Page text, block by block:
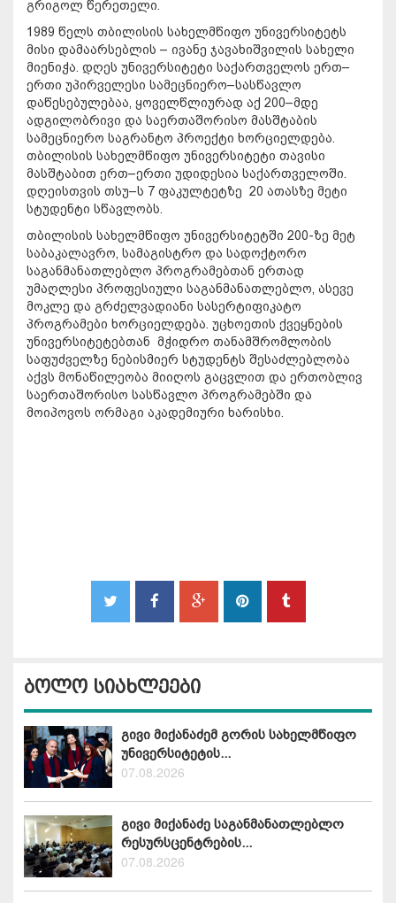
გრიგოლ წერეთელი.
1989 წელს თბილისის სახელმწიფო უნივერსიტეტს
მისი დამაარსებლის – ივანე ჯავახიშვილის სახელი
მიენიჭა. დღეს უნივერსიტეტი საქართველოს ერთ–
ერთი უპირველესი სამეცნიერო–სასწავლო
დაწესებულებაა, ყოველწლიურად აქ 200–მდე
ადგილობრივი და საერთაშორისო მასშტაბის
სამეცნიერო საგრანტო პროექტი ხორციელდება.
თბილისის სახელმწიფო უნივერსიტეტი თავისი
მასშტაბით ერთ–ერთი უდიდესია საქართველოში.
დღეისთვის თსუ–ს 7 ფაკულტეტზე 20 ათასზე მეტი
სტუდენტი სწავლობს.
თბილისის სახელმწიფო უნივერსიტეტში 200-ზე მეტ
საბაკალავრო, სამაგისტრო და სადოქტორო
საგანმანათლებლო პროგრამებთან ერთად
უმაღლესი პროფესიული საგანმანათლებლო, ასევე
მოკლე და გრძელვადიანი სასერტიფიკატო
პროგრამები ხორციელდება. უცხოეთის ქვეყნების
უნივერსიტეტებთან მჭიდრო თანამშრომლობის
საფუძველზე ნებისმიერ სტუდენტს შესაძლებლობა
აქვს მონაწილეობა მიიღოს გაცვლით და ერთობლივ
საერთაშორისო სასწავლო პროგრამებში და
მოიპოვოს ორმაგი აკადემიური ხარისხი.
ბოლო სიახლეები
გივი მიქანაძემ გორის სახელმწიფო
უნივერსიტეტის...
07.08.2026
გივი მიქანაძე საგანმანათლებლო
რესურსცენტრების...
07.08.2026